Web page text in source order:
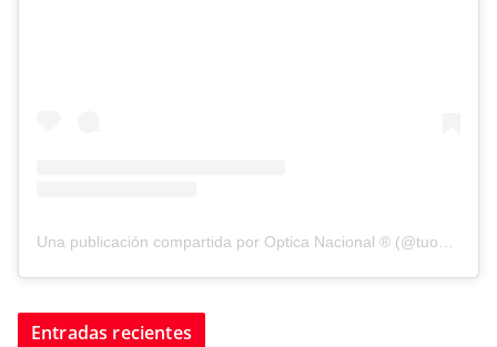
Una publicación compartida por Optica Nacional ® (@tuopticanacional)
Entradas recientes